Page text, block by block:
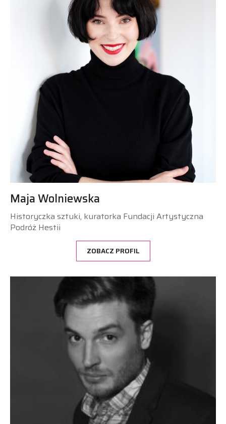
Maja Wolniewska
Historyczka sztuki, kuratorka Fundacji Artystyczna
Podróż Hestii
ZOBACZ PROFIL